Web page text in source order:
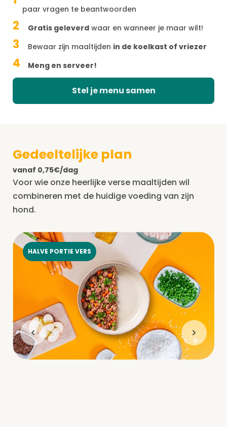
paar vragen te beantwoorden
2 Gratis geleverd waar en wanneer je maar wilt!
3 Bewaar zijn maaltijden in de koelkast of vriezer
4 Meng en serveer!
Stel je menu samen
Gedeeltelijke plan
vanaf 0,75€/dag
Voor wie onze heerlijke verse maaltijden wil
combineren met de huidige voeding van zijn
hond.
HALVE PORTIE VERS